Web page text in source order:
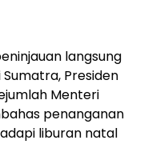
langsung
Presiden
Menteri
penanganan
liburan natal